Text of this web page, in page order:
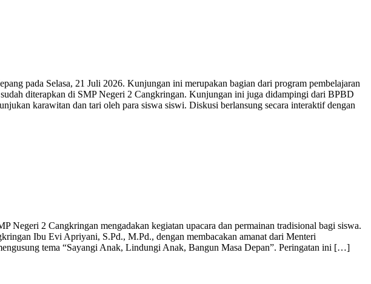
pada Selasa, 21 Juli 2026. Kunjungan ini merupakan bagian dari program pembelajaran
diterapkan di SMP Negeri 2 Cangkringan. Kunjungan ini juga didampingi dari BPBD
karawitan dan tari oleh para siswa siswi. Diskusi berlansung secara interaktif dengan
Negeri 2 Cangkringan mengadakan kegiatan upacara dan permainan tradisional bagi siswa.
Ibu Evi Apriyani, S.Pd., M.Pd., dengan membacakan amanat dari Menteri
tema “Sayangi Anak, Lindungi Anak, Bangun Masa Depan”. Peringatan ini […]